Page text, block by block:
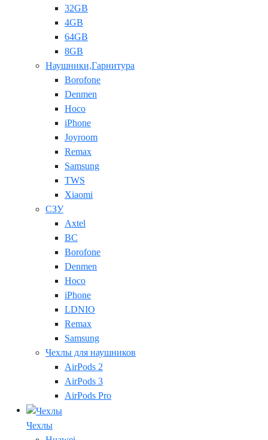
32GB
4GB
64GB
8GB
Наушники,Гарнитура
Borofone
Denmen
Hoco
iPhone
Joyroom
Remax
Samsung
TWS
Xiaomi
СЗУ
Axtel
BC
Borofone
Denmen
Hoco
iPhone
LDNIO
Remax
Samsung
Чехлы для наушников
AirPods 2
AirPods 3
AirPods Pro
Чехлы